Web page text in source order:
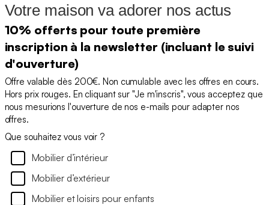
Votre maison va adorer nos actus
10% offerts pour toute première
inscription à la newsletter (incluant le suivi
d'ouverture)
Offre valable dès 200€. Non cumulable avec les offres en cours.
Hors prix rouges. En cliquant sur "Je m'inscris", vous acceptez que
nous mesurions l'ouverture de nos e-mails pour adapter nos
offres.
Que souhaitez vous voir ?
Mobilier d’intérieur
Mobilier d’extérieur
Mobilier et loisirs pour enfants